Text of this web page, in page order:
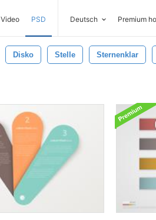
Video PSD Deutsch Premium
Disko Stelle Sternenklar